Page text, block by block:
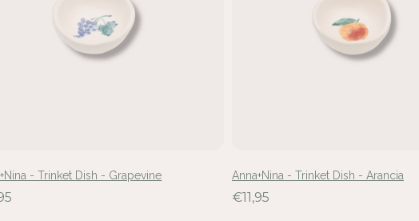
- Trinket Dish - Grapevine Anna+Nina - Trinket Dish - Arancia
€11,95